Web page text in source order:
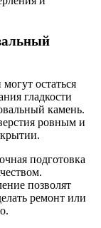
остаться
гладкости
камень.
ровным и
подготовка
позволят
ремонт или